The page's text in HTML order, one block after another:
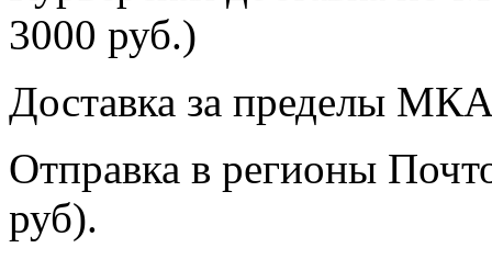
3000 руб.)
Доставка за пределы
Отправка в регионы
руб).